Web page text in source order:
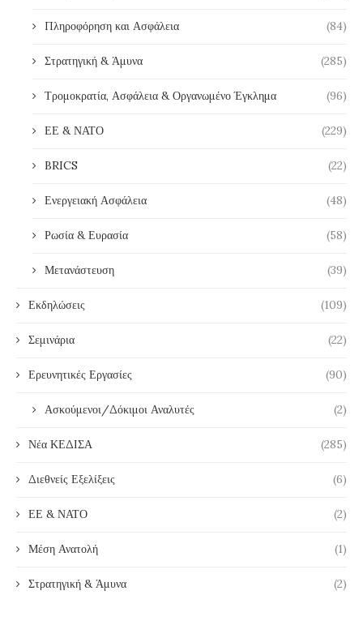
Πληροφόρηση και Ασφάλεια (84)
Στρατηγική & Άμυνα (285)
Τρομοκρατία, Ασφάλεια & Οργανωμένο Έγκλημα (96)
ΕΕ & ΝΑΤΟ (229)
BRICS (22)
Ενεργειακή Ασφάλεια (48)
Ρωσία & Ευρασία (58)
Μετανάστευση (39)
Εκδηλώσεις (109)
Σεμινάρια (22)
Ερευνητικές Εργασίες (90)
Ασκούμενοι/Δόκιμοι Αναλυτές (2)
Νέα ΚΕΔΙΣΑ (285)
Διεθνείς Εξελίξεις (6)
ΕΕ & ΝΑΤΟ (2)
Μέση Ανατολή (1)
Στρατηγική & Άμυνα (2)